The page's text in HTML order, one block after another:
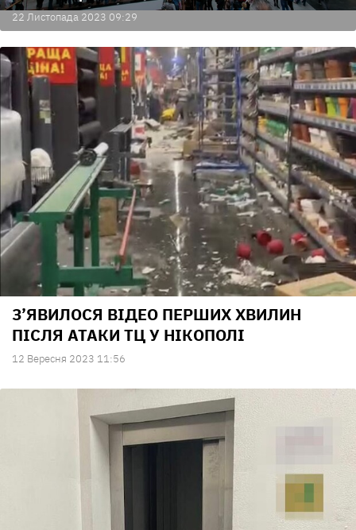
22 Листопада 2023 09:29
З’ЯВИЛОСЯ ВІДЕО ПЕРШИХ ХВИЛИН
ПІСЛЯ АТАКИ ТЦ У НІКОПОЛІ
12 Вересня 2023 11:56